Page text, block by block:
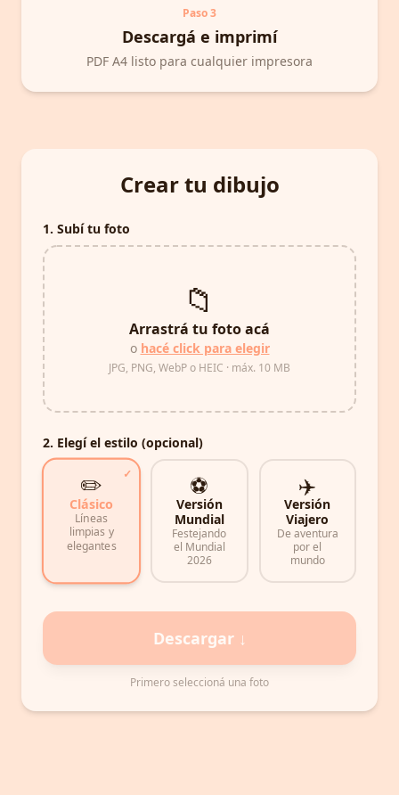
Paso3
Descargá e imprimí
PDF A4 listo para cualquier impresora
Crear tu dibujo
1. Subí tu foto
📁
Arrastrá tu foto acá
o hacé click para elegir
JPG, PNG, WebP o HEIC · máx. 10 MB
2. Elegí el estilo (opcional)
✓
✏️
Clásico
Líneas
limpias y
elegantes
⚽
Versión
Mundial
Festejando
el Mundial
2026
✈️
Versión
Viajero
De aventura
por el
mundo
Descargar ↓
Primero seleccioná una foto